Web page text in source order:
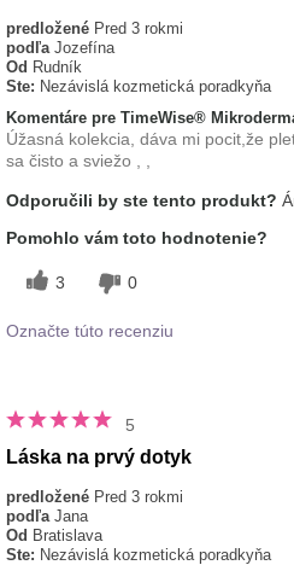
predložené Pred 3 rokmi
podľa Jozefína
Od Rudník
Ste: Nezávislá kozmetická poradkyňa
Komentáre pre TimeWise®
Úžasná kolekcia, dáva mi pocit,že
sa čisto a sviežo , ,
Odporučili by ste tento produkt?
Pomohlo vám toto hodnotenie?
3 0
Označte túto recenziu
5
Láska na prvý dotyk
predložené Pred 3 rokmi
podľa Jana
Od Bratislava
Ste: Nezávislá kozmetická poradkyňa